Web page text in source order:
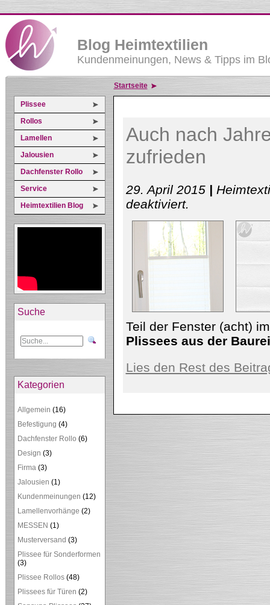
Blog Heimtextilien
Kundenmeinungen, News & Tipps im
Plissee
Rollos
Lamellen
Jalousien
Dachfenster Rollo
Service
Heimtextilien Blog
Suche
Kategorien
Allgemein (16)
Befestigung (4)
Dachfenster Rollo (6)
Design (3)
Firma(3)
Jalousien (1)
Kundenmeinungen (12)
Lamellenvorhänge (2)
MESSEN (1)
Musterversand (3)
Plissee für Sonderformen
(3)
Plissee Rollos(48)
Plissees für Türen (2)
Startseite
Auch nach
zufrieden
29. April 2015 |
deaktiviertfür
Auch
Jahren
mit
Plissees
vom
Handelsring
.
Teil der Fenster (acht)
Plissees aus der
Lies den Rest des